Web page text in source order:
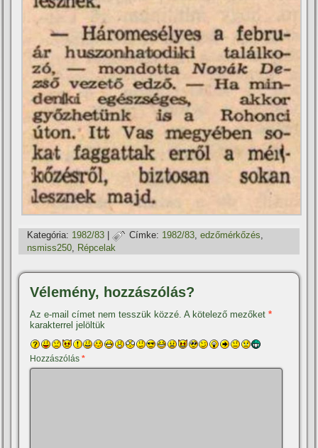
Kategória: 1982/83 | Címke: 1982/83,edzőmérkőzés,
nsmiss250 Répcelak
Vélemény, hozzászólás?
Az e-mail címet nem tesszük közzé. A kötelező mezőket*
karakterrel jelöltük
Hozzászólás*